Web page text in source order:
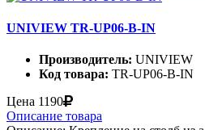
UNIVIEW TR-UP06-B-IN
Производитель: UNIVIEW
Код товара: TR-UP06-B-IN
Цена 1190
Описание товара